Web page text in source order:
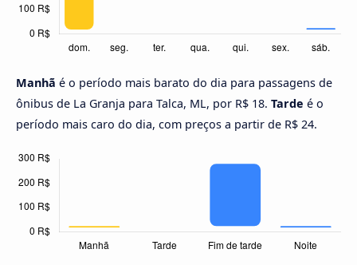
Manhã é o período mais barato do dia para passagens de
ônibus de La Granja para Talca, ML, por R$ 18. Tarde é o
período mais caro do dia, com preços a partir de R$ 24.